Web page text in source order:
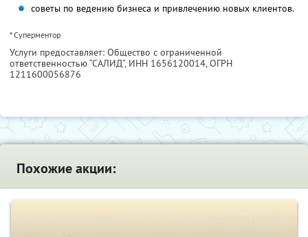
советы по ведению бизнеса и привлечению новых клиентов.
* Суперментор
Услуги предоставляет: Общество с ограниченной
ответственностью “САЛИД”, ИНН 1656120014, ОГРН
1211600056876
Похожие акции: